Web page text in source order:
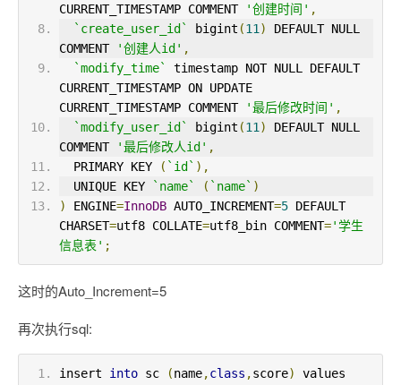
CURRENT_TIMESTAMP COMMENT
'创建时间' ,
`create_user_id`
bigint (11 )
DEFAULT NULL
COMMENT
'创建人id' ,
`modify_time`
timestamp NOT NULL DEFAULT
CURRENT_TIMESTAMP ON UPDATE
CURRENT_TIMESTAMP COMMENT
'最后修改时间' ,
`modify_user_id`
bigint (11 )
DEFAULT NULL
COMMENT
'最后修改人id' ,
  PRIMARY KEY
( `id` ),
  UNIQUE KEY
`name` ( `name` )
)
ENGINE=InnoDB AUTO_INCREMENT=5 DEFAULT
CHARSET=utf8 COLLATE=utf8_bin COMMENT='学生
信息表' ;
这时的Auto_Increment=5
再次执行sql:
insert into sc (name,class ,score)